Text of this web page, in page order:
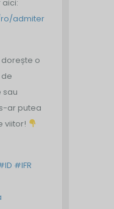
admiter
o
sau
ar putea
viitor!
#IFR